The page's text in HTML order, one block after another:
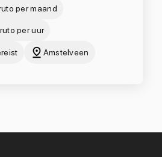
per maand
per uur
Amstelveen